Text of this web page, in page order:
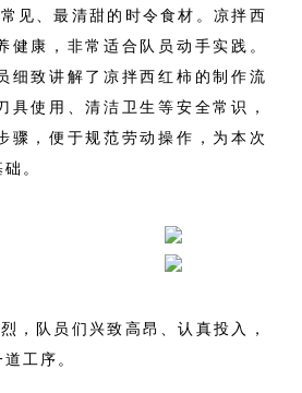
、最清甜的时令食材。凉拌西
健康，非常适合队员动手实践。
细致讲解了凉拌西红柿的制作流
具使用、清洁卫生等安全常识，
骤，便于规范劳动操作，为本次
。
队员们兴致高昂、认真投入，
工序。